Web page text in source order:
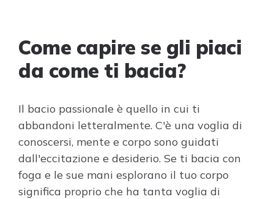
Come capire se gli piaci
da come ti bacia?
Il bacio passionale è quello in cui ti
abbandoni letteralmente. C'è una voglia di
conoscersi, mente e corpo sono guidati
dall'eccitazione e desiderio. Se ti bacia con
foga e le sue mani esplorano il tuo corpo
significa proprio che ha tanta voglia di